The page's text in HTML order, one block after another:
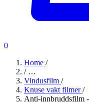
0
Home /
/ …
Vindusfilm /
Knuse vakt filmer/
Anti-innbruddsfilm